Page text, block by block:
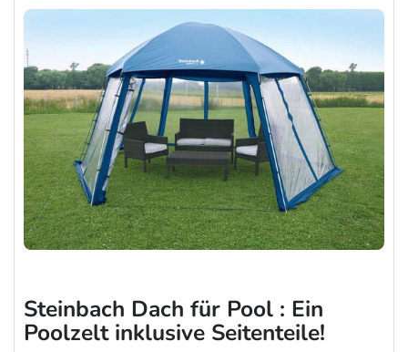
Steinbach Dach für Pool : Ein
Poolzelt inklusive Seitenteile!